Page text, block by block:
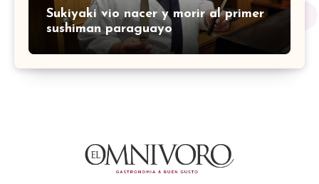
Sukiyaki vio nacer y morir al primer
sushiman paraguayo